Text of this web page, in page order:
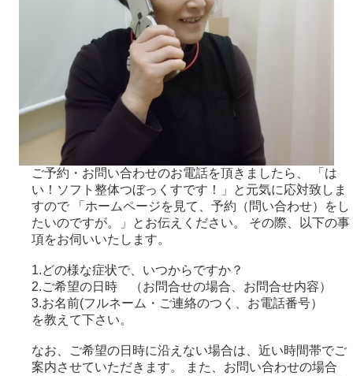
ご予約・お問い合わせのお電話を頂きましたら、 「は
い！ソフト整体つぼっくすです！」と元気に応対致しま
すので 「ホームページを見て、予約（問い合わせ）をし
たいのですが。」とお伝えください。 その際、以下の事
項をお伺いいたします。
1.どの様な症状で、いつからですか？
2.ご希望の日時 （お問合せの場合、お問合せ内容）
3.お名前(フルネーム・ご連絡のつく、お電話番号）
を教えて下さい。
なお、ご希望の日時に沿えない場合は、近い時間帯でご
案内させていただきます。 また、お問い合わせの場合